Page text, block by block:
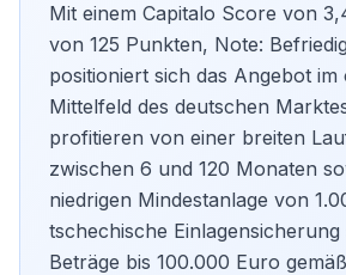
Mit einem Capitalo Score von
von 125 Punkten, Note:
positioniert sich das Angebot im
Mittelfeld des deutschen
profitieren von einer breiten
zwischen 6 und 120 Monaten
niedrigen Mindestanlage von
tschechische
Beträge bis 100.000 Euro